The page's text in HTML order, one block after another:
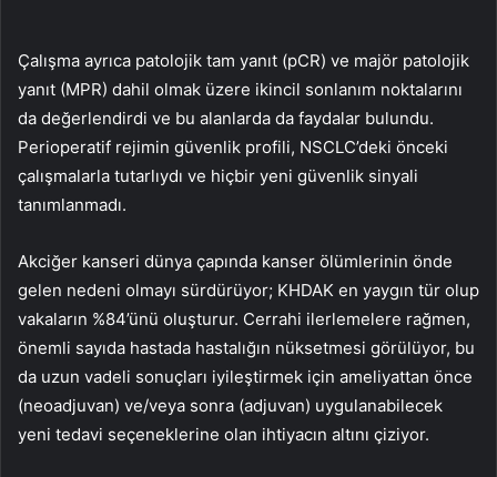
Çalışma ayrıca patolojik tam yanıt (pCR) ve majör patolojik
yanıt (MPR) dahil olmak üzere ikincil sonlanım noktalarını
da değerlendirdi ve bu alanlarda da faydalar bulundu.
Perioperatif rejimin güvenlik profili, NSCLC’deki önceki
çalışmalarla tutarlıydı ve hiçbir yeni güvenlik sinyali
tanımlanmadı.
Akciğer kanseri dünya çapında kanser ölümlerinin önde
gelen nedeni olmayı sürdürüyor; KHDAK en yaygın tür olup
vakaların %84’ünü oluşturur. Cerrahi ilerlemelere rağmen,
önemli sayıda hastada hastalığın nüksetmesi görülüyor, bu
da uzun vadeli sonuçları iyileştirmek için ameliyattan önce
(neoadjuvan) ve/veya sonra (adjuvan) uygulanabilecek
yeni tedavi seçeneklerine olan ihtiyacın altını çiziyor.